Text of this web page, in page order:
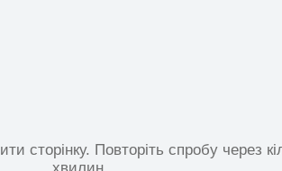
сторінку. Повторіть спробу через